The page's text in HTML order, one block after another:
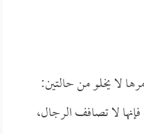
لا يخلو من حالتين:
لا تصافف الرجال،